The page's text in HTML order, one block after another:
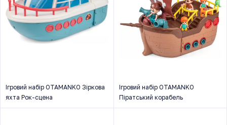
Ігровий набір OTAMANKO Зіркова
яхта Рок-сцена
Ігровий набір OTAMANKO
Піратський корабель